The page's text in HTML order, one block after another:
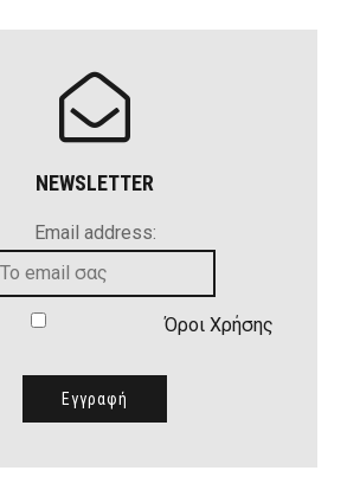
NEWSLETTER
Email address:
Όροι Χρήσης